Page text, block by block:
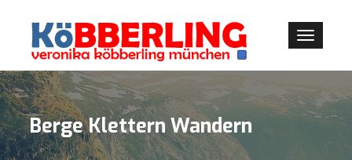
Toggle
Berge Klettern Wandern